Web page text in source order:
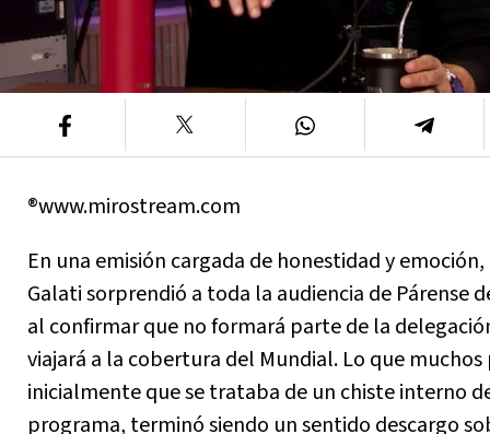
®www.mirostream.com
En una emisión cargada de honestidad y
Galati sorprendió a toda la audiencia de Párense
al confirmar que no formará parte de la
viajará a la cobertura del Mundial. Lo que
inicialmente que se trataba de un chiste interno
programa, terminó siendo un sentido descargo